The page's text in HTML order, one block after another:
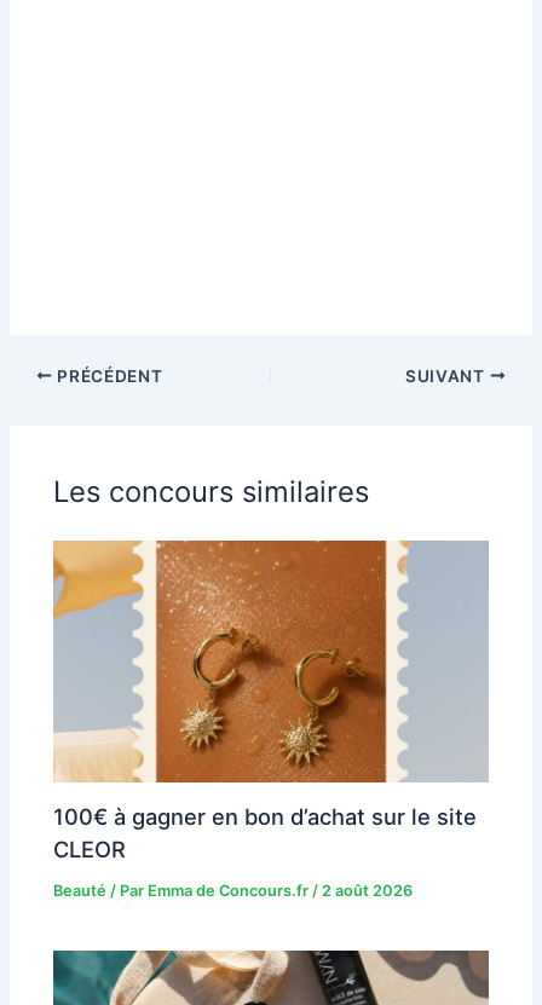
PRÉCÉDENT SUIVANT
Les concours similaires
100€ à gagner en bon d’achat sur le site
CLEOR
Beauté / Par Emma de Concours.fr / 2 août 2026